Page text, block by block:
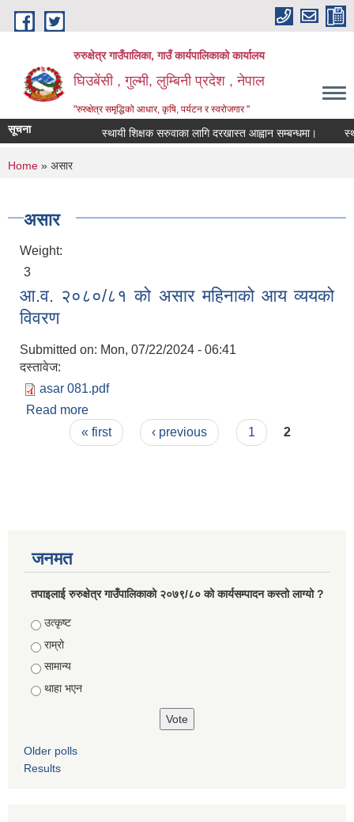
Skip to main content
रुरुक्षेत्र गाउँपालिका, गाउँ कार्यपालिकाको कार्यालय
घिउबेंसी , गुल्मी, लुम्बिनी प्रदेश , नेपाल
"रुरुक्षेत्र समृद्धिको आधार, कृषि, पर्यटन र स्वरोजगार "
सूचना स्थायी शिक्षक सरुवाका लागि दरखास्त आह्वान सम्बन्धमा।
You are here
Home » असार
असार
Weight:
3
आ.व. २०८०/८१ को असार महिनाको आय व्ययको
विवरण
Submitted on: Mon, 07/22/2024 - 06:41
दस्तावेज:
asar 081.pdf
Read more
विवरण
Pages« first ‹ previous 1 2
जनमत
तपाइलाई रुरुक्षेत्र गाउँपालिकाको २०७९/८० को कार्यसम्पादन कस्तो लाग्यो ?
Choices
उत्कृष्ट
राम्रो
सामान्य
थाहा भएन
Older polls
Results